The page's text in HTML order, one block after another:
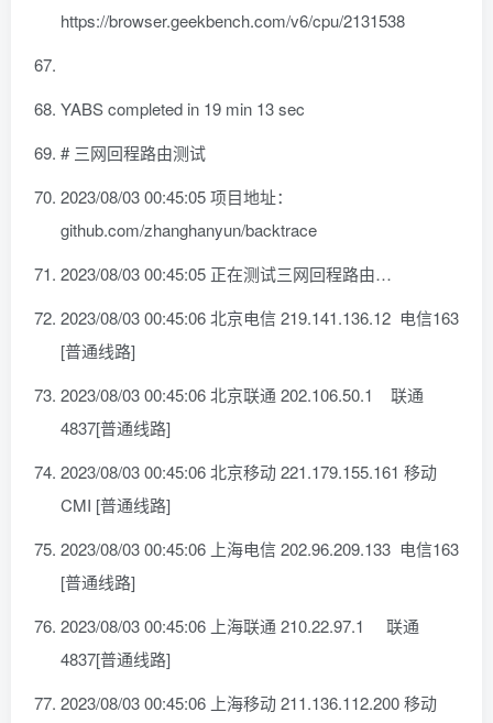
https://browser.geekbench.com/v6/cpu/2131538
YABS completed in 19 min 13 sec
# 三网回程路由测试
2023/08/03 00:45:05 项目地址：
github.com/zhanghanyun/backtrace
2023/08/03 00:45:05 正在测试三网回程路由…
2023/08/03 00:45:06 北京电信 219.141.136.12 电信163
[普通线路]
2023/08/03 00:45:06 北京联通 202.106.50.1 联通
4837[普通线路]
2023/08/03 00:45:06 北京移动 221.179.155.161 移动
CMI [普通线路]
2023/08/03 00:45:06 上海电信 202.96.209.133 电信163
[普通线路]
2023/08/03 00:45:06 上海联通 210.22.97.1 联通
4837[普通线路]
2023/08/03 00:45:06 上海移动 211.136.112.200 移动